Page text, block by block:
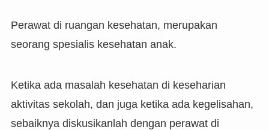
Perawat di ruangan kesehatan, merupakan
seorang spesialis kesehatan anak.
Ketika ada masalah kesehatan di keseharian
aktivitas sekolah, dan juga ketika ada kegelisahan,
sebaiknya diskusikanlah dengan perawat di